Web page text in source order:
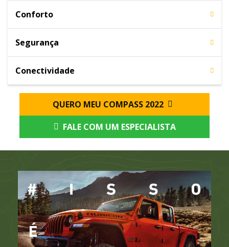
Conforto
Segurança
Conectividade
QUERO MEU COMPASS 2022
FALE COM UM ESPECIALISTA